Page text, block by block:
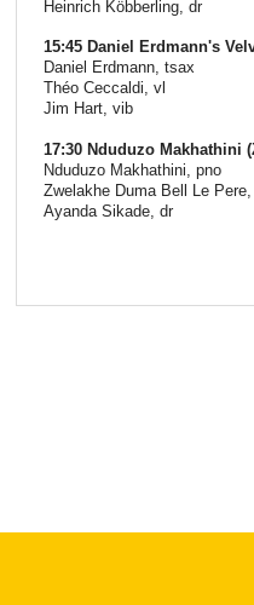
Heinrich Köbberling, dr
15:45 Daniel Erdmann's
Daniel Erdmann, tsax
Théo Ceccaldi, vl
Jim Hart, vib
17:30 Nduduzo Makhathini
Nduduzo Makhathini, pno
Zwelakhe Duma Bell Le
Ayanda Sikade, dr